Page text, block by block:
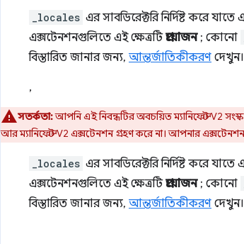
_locales এর সাবডিরেক্টরি নির্দিষ্ট করে
এক্সটেনশনগুলিতে এই ক্ষেত্রটিপ্রয়োজন; কোনো
বিস্তারিত জানার জন্য, আন্তর্জাতিকীকরণ দেখুন।
,
সতর্কতা:আপনি এই নিবন্ধটির অবচয়িত ম্যানিফেস্ট V2
আর ম্যানিফেস্ট V2 এক্সটেনশন গ্রহণ করে না। আপনার
_locales এর সাবডিরেক্টরি নির্দিষ্ট করে
এক্সটেনশনগুলিতে এই ক্ষেত্রটিপ্রয়োজন; কোনো
বিস্তারিত জানার জন্য, আন্তর্জাতিকীকরণ দেখুন।